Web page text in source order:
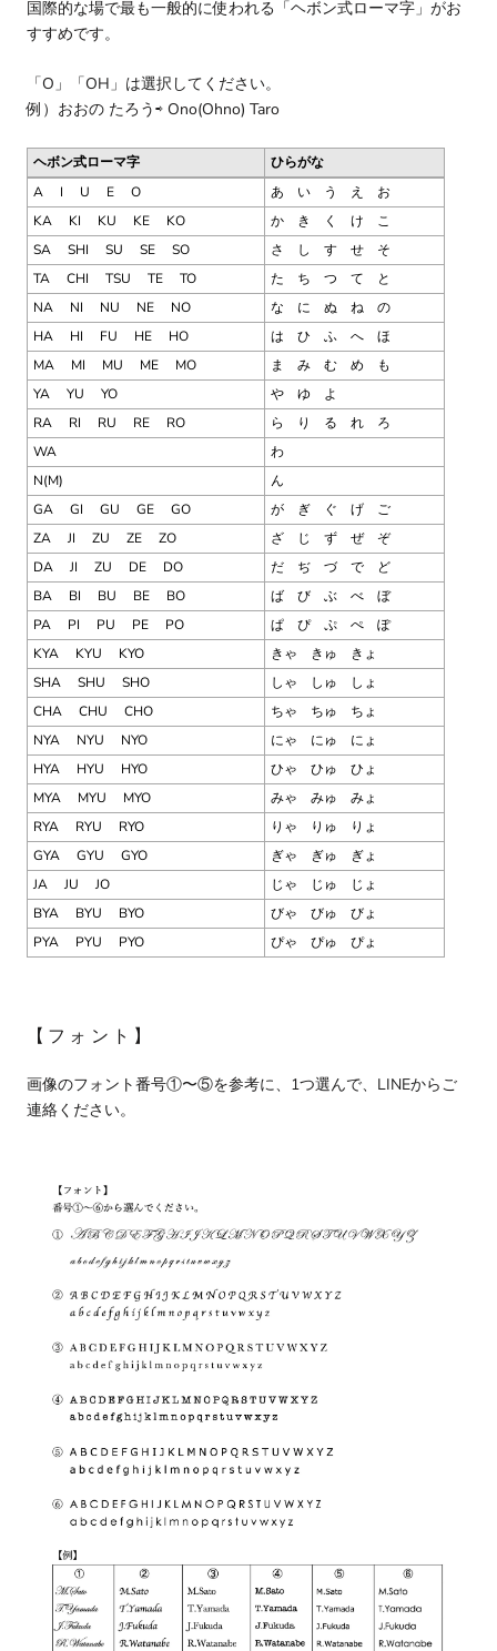
国際的な場で最も一般的に使われる「ヘボン式ローマ字」がお
すすめです。
「O」「OH」は選択してください。
例）おおの たろう⇨ Ono(Ohno) Taro
ヘボン式ローマ字
ひらがな
A
I U E O
あ い う え お
KA
KI KU KE KO
か き く け こ
SA
SHI SU SE SO
さ し す せ そ
TA
CHI TSU TE TO
た ち つ て と
NA
NI NU NE NO
な に ぬ ね の
HA
HI FU HE HO
は ひ ふ へ ほ
MA
MI MU ME MO
ま み む め も
YA
YU YO
や ゆ よ
RA
RI RU RE RO
ら り る れ ろ
WA
わ
N(M)
ん
GA
GI GU GE GO
が ぎ ぐ げ ご
ZA
JI ZU ZE ZO
ざ じ ず ぜ ぞ
DA
JI ZU DE DO
だ ぢ づ で ど
BA
BI BU BE BO
ば び ぶ べ ぼ
PA
PI PU PE PO
ぱ ぴ ぷ ぺ ぽ
KYA
KYU KYO
きゃ きゅ きょ
SHA
SHU SHO
しゃ しゅ しょ
CHA
CHU CHO
ちゃ ちゅ ちょ
NYA
NYU NYO
にゃ にゅ にょ
HYA
HYU HYO
ひゃ ひゅ ひょ
MYA
MYU MYO
みゃ みゅ みょ
RYA
RYU RYO
りゃ りゅ りょ
GYA
GYU GYO
ぎゃ ぎゅ ぎょ
JA
JU JO
じゃ じゅ じょ
BYA
BYU BYO
びゃ びゅ びょ
PYA
PYU PYO ぴゃ ぴゅ ぴょ
【フォント】
画像のフォント番号①〜⑤を参考に、1つ選んで、LINEからご
連絡ください。